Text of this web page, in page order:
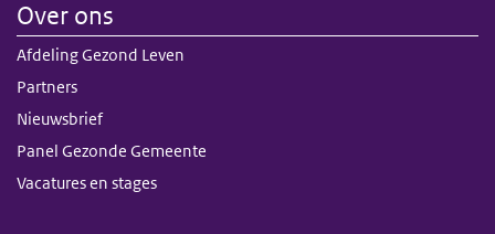
Over ons
Afdeling Gezond Leven
Partners
Nieuwsbrief
Panel Gezonde Gemeente
Vacatures en stages